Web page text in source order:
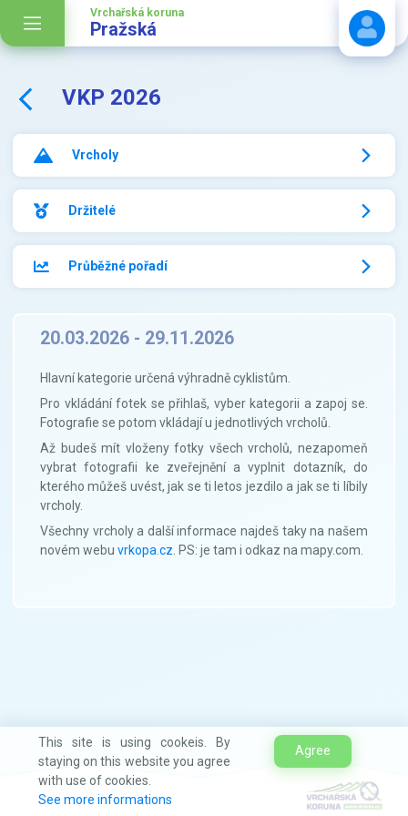
Vrchařská koruna
Pražská
VKP 2026
Vrcholy
Držitelé
Průběžné pořadí
20.03.2026 - 29.11.2026
Hlavní kategorie určená výhradně cyklistům.
Pro vkládání fotek se přihlaš, vyber kategorii a zapoj se.
Fotografie se potom vkládají u jednotlivých vrcholů.
Až budeš mít vloženy fotky všech vrcholů, nezapomeň
vybrat fotografii ke zveřejnění a vyplnit dotazník, do
kterého můžeš uvést, jak se ti letos jezdilo a jak se ti líbily
vrcholy.
Všechny vrcholy a další informace najdeš taky na našem
novém webu vrkopa.cz. PS: je tam i odkaz na mapy.com.
This site is using cookeis. By
staying on this website you agree
with use of cookies.
See more informations
Agree